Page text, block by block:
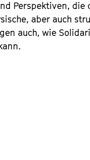
Perspektiven,
aber auch
auch, wie